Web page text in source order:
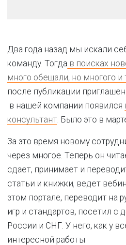
Два года назад мы искали
команду. Тогда в поисках
много обещали, но многого и
после публикации
в нашей компании появился
консультант. Было это в
За это время новому
через многое. Теперь он
сдает, принимает и
статьи и книжки, ведет
этом портале, переводит на
игр и стандартов, посетил с
России и СНГ. У него, как у
интересной работы.